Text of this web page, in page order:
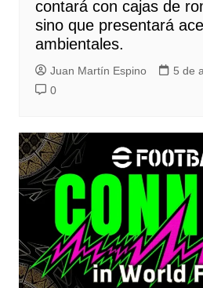
contará con cajas de
sino que presentará
ambientales.
Juan Martín Espino
5 de
0